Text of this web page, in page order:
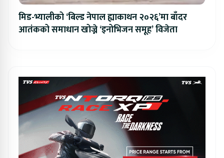
मिड-भ्यालीको ‘बिल्ड नेपाल ह्याकाथन २०२६’मा बाँदर
आतंकको समाधान खोज्ने ‘इनोभिजन समूह’ विजेता